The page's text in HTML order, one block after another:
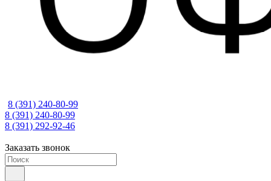
8 (391) 240-80-99
8 (391) 240-80-99
8 (391) 292-92-46
Заказать звонок